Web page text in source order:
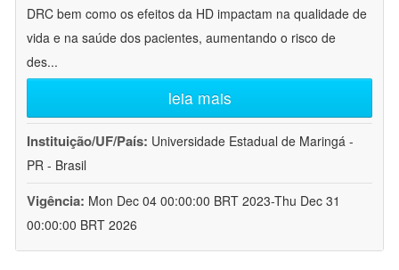
DRC bem como os efeitos da HD impactam na qualidade de
vida e na saúde dos pacientes, aumentando o risco de
des...
leia mais
Instituição/UF/País: Universidade Estadual de Maringá -
PR - Brasil
Vigência: Mon Dec 04 00:00:00 BRT 2023-Thu Dec 31
00:00:00 BRT 2026